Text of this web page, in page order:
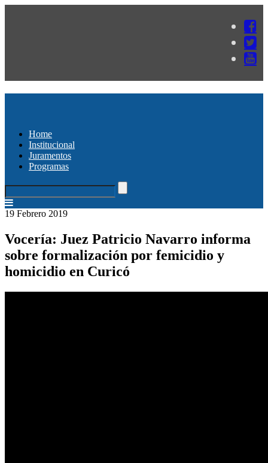
Home
Institucional
Juramentos
Programas
19 Febrero 2019
Vocería: Juez Patricio Navarro informa
sobre formalización por femicidio y
homicidio en Curicó